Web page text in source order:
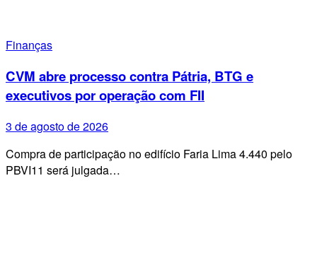
Finanças
CVM abre processo contra Pátria, BTG e
executivos por operação com FII
3 de agosto de 2026
Compra de participação no edifício Faria Lima 4.440 pelo
PBVI11 será julgada…